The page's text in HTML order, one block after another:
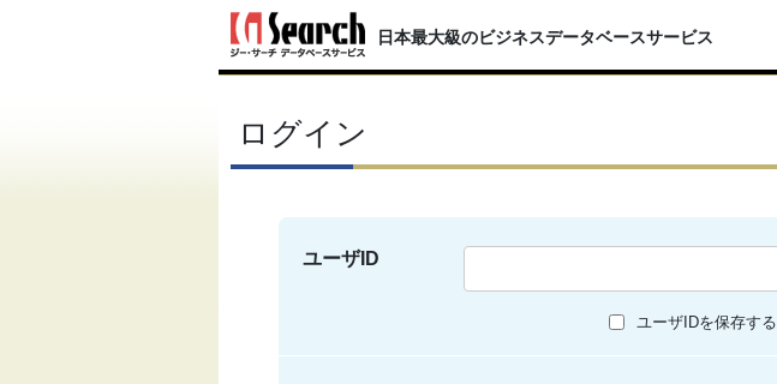
日本最大級のビジネスデータベースサービス
ログイン
ユーザID
ユーザIDを保存する